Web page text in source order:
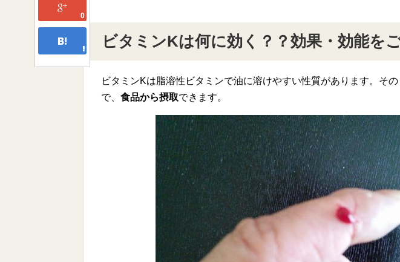
0
ビタミンKは何に効く？？効果・効能を
ビタミンKは脂溶性ビタミンで油に溶けやすい性質があります。そ
で、 食品から摂取できます。